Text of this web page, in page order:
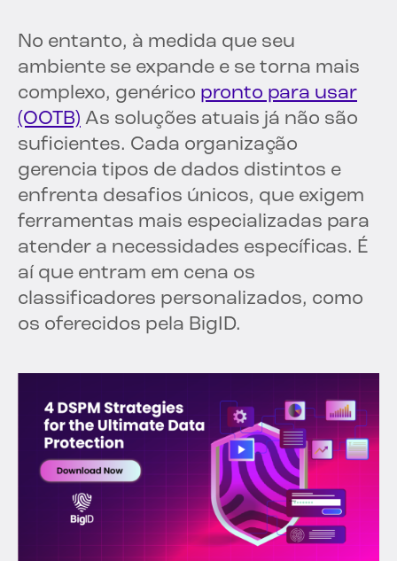
No entanto, à medida que seu
ambiente se expande e se torna mais
complexo, genérico pronto para usar
(OOTB) As soluções atuais já não são
suficientes. Cada organização
gerencia tipos de dados distintos e
enfrenta desafios únicos, que exigem
ferramentas mais especializadas para
atender a necessidades específicas. É
aí que entram em cena os
classificadores personalizados, como
os oferecidos pela BigID.